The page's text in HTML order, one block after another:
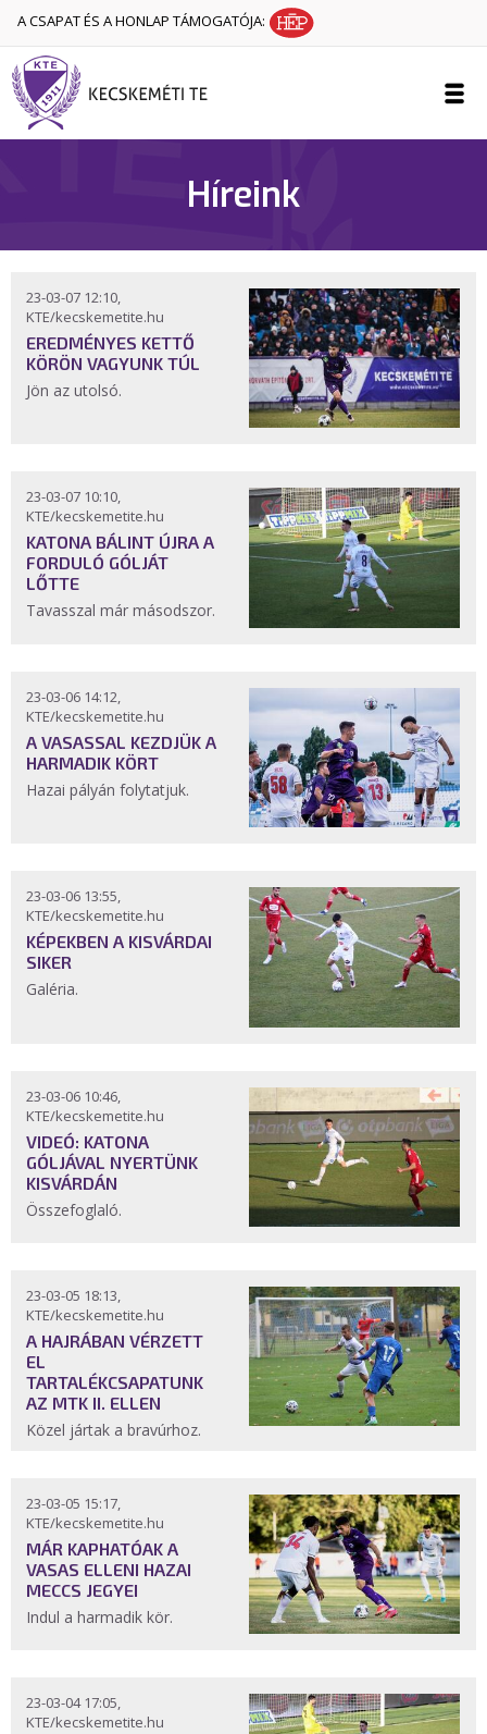
A CSAPAT ÉS A HONLAP TÁMOGATÓJA:
Híreink
23-03-07 12:10,
KTE/kecskemetite.hu
EREDMÉNYES KETTŐ
KÖRÖN VAGYUNK TÚL
Jön az utolsó.
23-03-07 10:10,
KTE/kecskemetite.hu
KATONA BÁLINT ÚJRA A
FORDULÓ GÓLJÁT
LŐTTE
Tavasszal már másodszor.
23-03-06 14:12,
KTE/kecskemetite.hu
A VASASSAL KEZDJÜK A
HARMADIK KÖRT
Hazai pályán folytatjuk.
23-03-06 13:55,
KTE/kecskemetite.hu
KÉPEKBEN A KISVÁRDAI
SIKER
Galéria.
23-03-06 10:46,
KTE/kecskemetite.hu
VIDEÓ: KATONA
GÓLJÁVAL NYERTÜNK
KISVÁRDÁN
Összefoglaló.
23-03-05 18:13,
KTE/kecskemetite.hu
A HAJRÁBAN VÉRZETT
EL
TARTALÉKCSAPATUNK
AZ MTK II. ELLEN
Közel jártak a bravúrhoz.
23-03-05 15:17,
KTE/kecskemetite.hu
MÁR KAPHATÓAK A
VASAS ELLENI HAZAI
MECCS JEGYEI
Indul a harmadik kör.
23-03-04 17:05,
KTE/kecskemetite.hu